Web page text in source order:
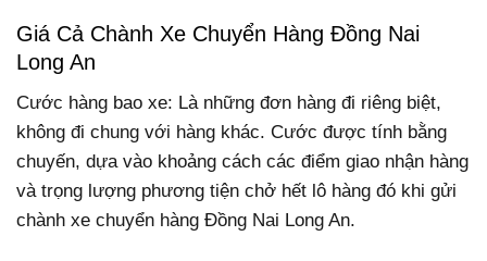
Giá Cả Chành Xe Chuyển Hàng Đồng Nai
Long An
Cước hàng bao xe: Là những đơn hàng đi riêng biệt,
không đi chung với hàng khác. Cước được tính bằng
chuyến, dựa vào khoảng cách các điểm giao nhận hàng
và trọng lượng phương tiện chở hết lô hàng đó khi gửi
chành xe chuyển hàng Đồng Nai Long An.